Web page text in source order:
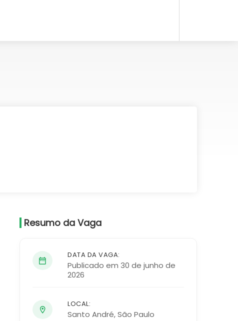
Resumo da Vaga
DATA DA VAGA:
Publicado em 30 de junho de
2026
LOCAL:
Santo André,São Paulo